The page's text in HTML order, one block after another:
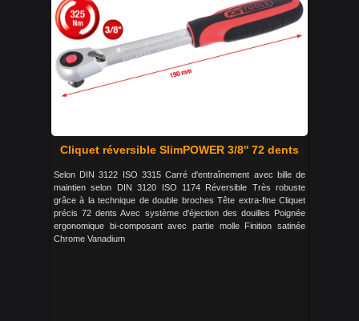
Cliquet réversible SlimPOWER 3/8'' 72 dents
Selon DIN 3122 ISO 3315 Carré d'entraînement avec bille de
maintien selon DIN 3120 ISO 1174 Réversible Très robuste
grâce à la technique de double broches Tête extra-fine Cliquet
précis 72 dents Avec système d'éjection des douilles Poignée
ergonomique bi-composant avec partie molle Finition satinée
Chrome Vanadium